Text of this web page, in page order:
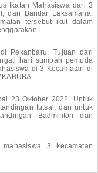
Ikatan Mahasiswa dari 3
dan Bandar Laksamana.
tersebut ikut dalam
Pekanbaru. Tujuan dari
hari sumpah pemuda
di 3 Kecamatan di
23 Oktober 2022. Untuk
futsal, dan untuk
Badminton dan
3 kecamatan